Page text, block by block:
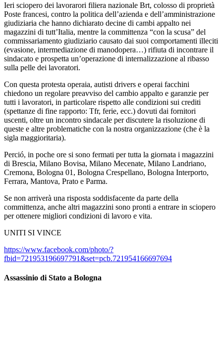
Ieri sciopero dei lavorarori filiera nazionale Brt, colosso di proprietà
Poste francesi, contro la politica dell’azienda e dell’amministrazione
giudiziaria che hanno dichiarato decine di cambi appalto nei
magazzini di tutt’Italia, mentre la committenza “con la scusa” del
commissariamento giudiziario causato dai suoi comportamenti illeciti
(evasione, intermediazione di manodopera…) rifiuta di incontrare il
sindacato e prospetta un’operazione di internalizzazione al ribasso
sulla pelle dei lavoratori.
Con questa protesta operaia, autisti drivers e operai facchini
chiedono un regolare preavviso del cambio appalto e garanzie per
tutti i lavoratori, in particolare rispetto alle condizioni sui crediti
(spettanze di fine rapporto: Tfr, ferie, ecc.) dovuti dai fornitori
uscenti, oltre un incontro sindacale per discutere la risoluzione di
queste e altre problematiche con la nostra organizzazione (che è la
sigla maggioritaria).
Perció, in poche ore si sono fermati per tutta la giornata i magazzini
di Brescia, Milano Bovisa, Milano Mecenate, Milano Landriano,
Cremona, Bologna 01, Bologna Crespellano, Bologna Interporto,
Ferrara, Mantova, Prato e Parma.
Se non arriverà una risposta soddisfacente da parte della
committenza, anche altri magazzini sono pronti a entrare in sciopero
per ottenere migliori condizioni di lavoro e vita.
UNITI SI VINCE
https://www.facebook.com/photo/?
fbid=721953196697791&set=pcb.721954166697694
Assassinio di Stato a Bologna